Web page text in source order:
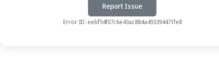
Report Issue
Error ID: eebf54f07c6e43ac884a493394471fe8